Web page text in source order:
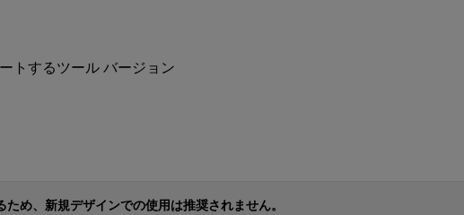
トするツール バージョン
め、新規デザインでの使用は推奨されません。